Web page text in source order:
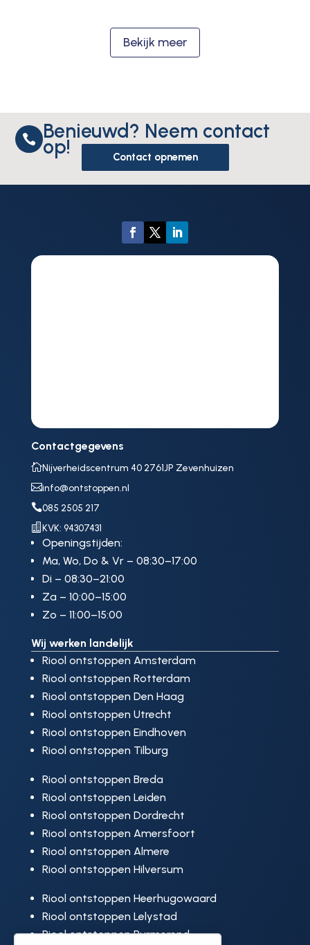
Bekijk meer
 Benieuwd? Neem contact
op! Contact opnemen
Contactgegevens
Nijverheidscentrum 40 2761JP Zevenhuizen
info@ontstoppen.nl
085 2505 217
 KVK: 94307431
Openingstijden:
Ma, Wo, Do & Vr – 08:30–17:00
Di – 08:30–21:00
Za – 10:00–15:00
Zo – 11:00–15:00
Wij werken landelijk
Riool ontstoppen Amsterdam
Riool ontstoppen Rotterdam
Riool ontstoppen Den Haag
Riool ontstoppen Utrecht
Riool ontstoppen Eindhoven
Riool ontstoppen Tilburg
Riool ontstoppen Breda
Riool ontstoppen Leiden
Riool ontstoppen Dordrecht
Riool ontstoppen Amersfoort
Riool ontstoppen Almere
Riool ontstoppen Hilversum
Riool ontstoppen Heerhugowaard
Riool ontstoppen Lelystad
Riool ontstoppen Purmerend